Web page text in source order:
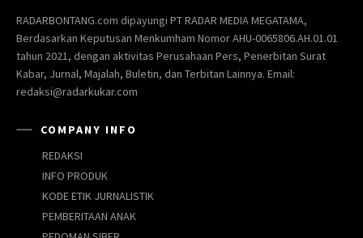
RADARBONTANG.com dipayungi PT RADAR MEDIA MEGATAMA,
Berdasarkan Keputusan Menkumham Nomor AHU-0065806.AH.01.01
tahun 2021, dengan aktivitas Perusahaan Pers, Penerbitan Surat
Kabar, Jurnal, Majalah, Buletin, dan Terbitan Lainnya. Email:
redaksi@radarkukar.com
COMPANY INFO
REDAKSI
INFO PRODUK
KODE ETIK JURNALISTIK
PEMBERITAAN ANAK